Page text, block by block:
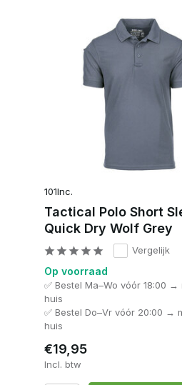
101Inc.
Tactical Polo Short
Quick Dry Wolf Grey
Vergelijk
Op voorraad
✅ Bestel Ma–Wo vóór 18:00 →
huis
✅ Bestel Do–Vr vóór 20:00 →
huis
€19,95
Incl. btw